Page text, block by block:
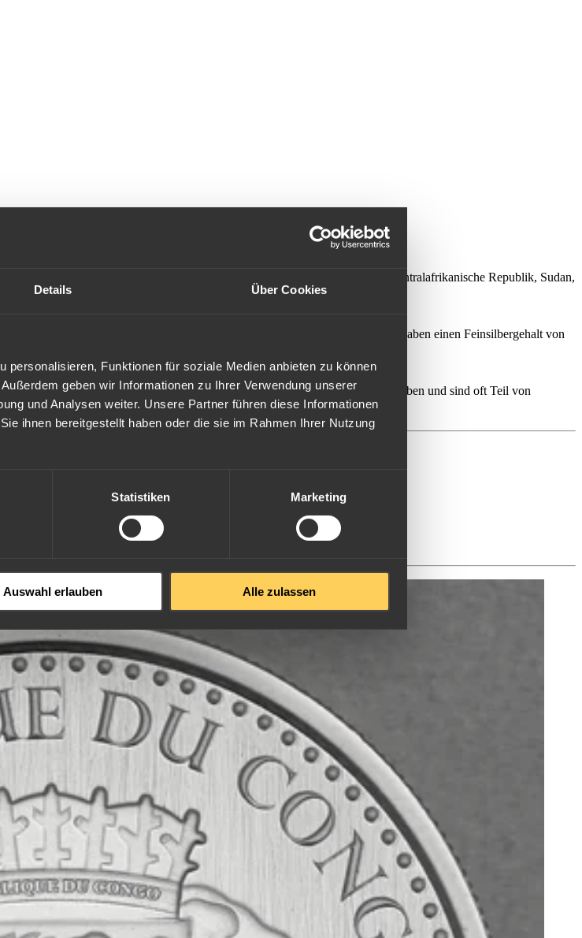
Details Über Cookies
personalisieren, Funktionen für soziale Medien anbieten zu können
geben wir Informationen zu Ihrer Verwendung unserer
und Analysen weiter. Unsere Partner führen diese Informationen
ihnen bereitgestellt haben oder die sie im Rahmen Ihrer Nutzung
Statistiken Marketing
Auswahl erlauben Alle zulassen
grenzt an neun andere Länder, darunter Angola, die Republik Kongo, die Zentralafrikanische Republik, Sudan,
ist es das zweitgrößte Land Afrikas.
Demokratische Republik Kongo geprägt, meist mit der Währung Francs und haben einen Feinsilbergehalt von
ansprechen. Diese Münzen können verschiedene Motive und Designs haben und sind oft Teil von
53,35€